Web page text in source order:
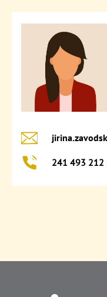
241 493